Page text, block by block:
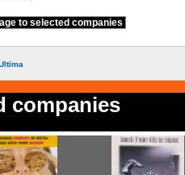
to selected companies
companies